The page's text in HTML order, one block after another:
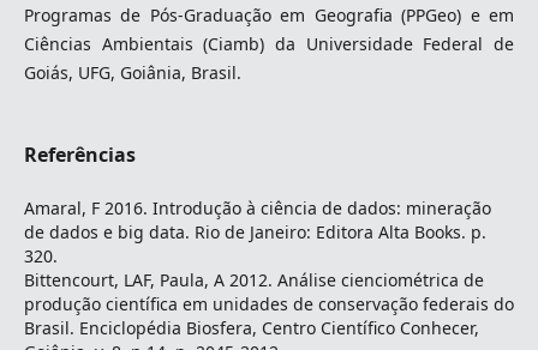
Programas de Pós-Graduação em Geografia (PPGeo) e em
Ciências Ambientais (Ciamb) da Universidade Federal de
Goiás, UFG, Goiânia, Brasil.
Referências
Amaral, F 2016. Introdução à ciência de dados: mineração
de dados e big data. Rio de Janeiro: Editora Alta Books. p.
320.
Bittencourt, LAF, Paula, A 2012. Análise cienciométrica de
produção científica em unidades de conservação federais do
Brasil. Enciclopédia Biosfera, Centro Científico Conhecer,